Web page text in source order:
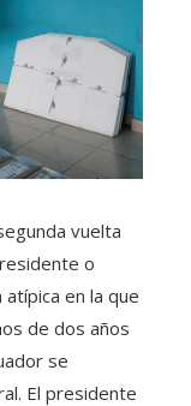
vuelta
o
en la que
de dos años
se
El presidente